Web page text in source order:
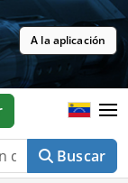
A la aplicación
Buscar